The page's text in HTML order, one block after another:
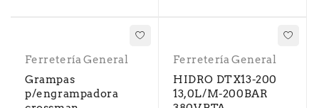
Ferretería General
Grampas
p/engrampadora
Ferretería General
HIDRO DTX13-200
13,0L/M-200BAR